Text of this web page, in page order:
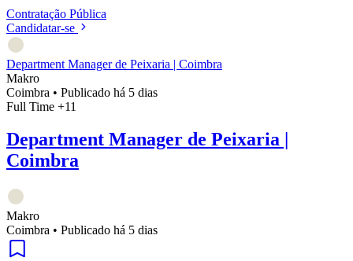
Contratação Pública
Candidatar-se
Department Manager de Peixaria | Coimbra
Makro
Coimbra • Publicado há 5 dias
Full Time +11
Department Manager de Peixaria |
Coimbra
Makro
Coimbra • Publicado há 5 dias